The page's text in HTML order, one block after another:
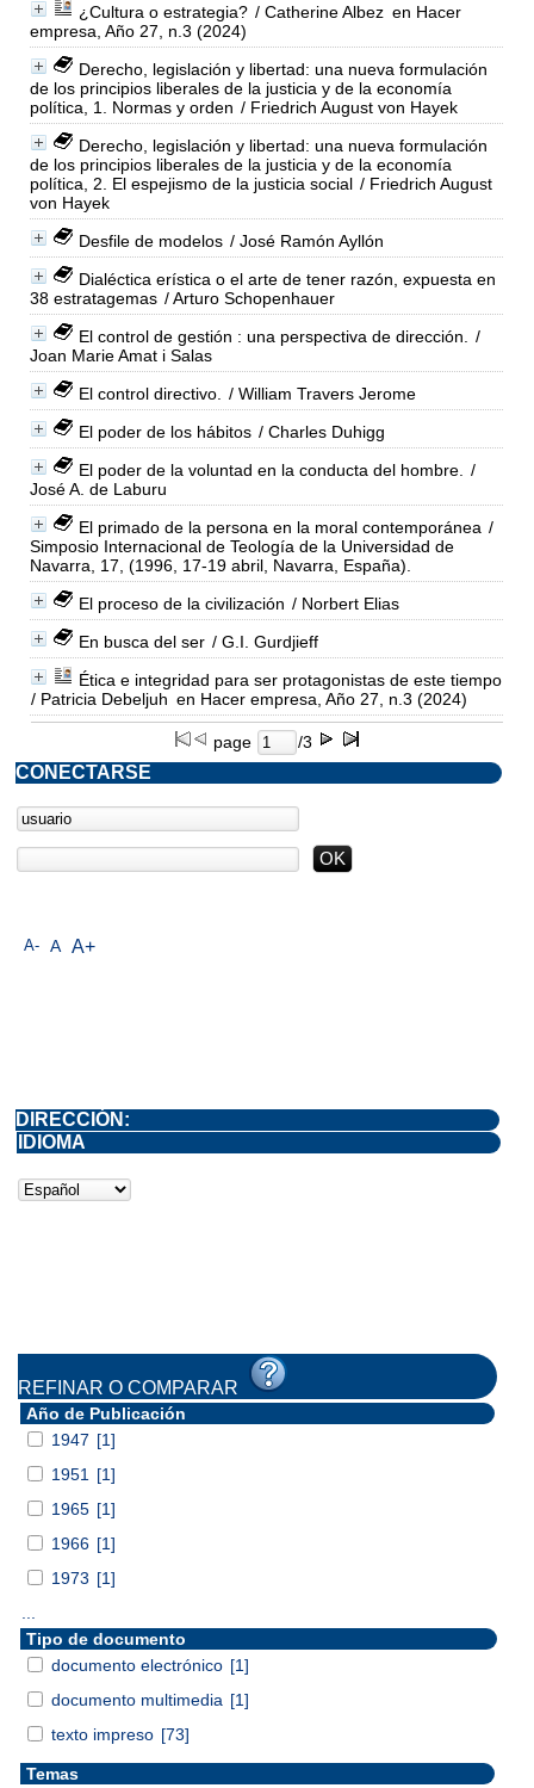
¿Cultura o estrategia? / Catherine Albez en Hacer
empresa, Año 27, n.3 (2024)
Derecho, legislación y libertad: una nueva formulación
de los principios liberales de la justicia y de la economía
política, 1. Normas y orden / Friedrich August von Hayek
Derecho, legislación y libertad: una nueva formulación
de los principios liberales de la justicia y de la economía
política, 2. El espejismo de la justicia social / Friedrich August
von Hayek
Desfile de modelos / José Ramón Ayllón
Dialéctica erística o el arte de tener razón, expuesta en
38 estratagemas / Arturo Schopenhauer
El control de gestión : una perspectiva de dirección.
/
Joan Marie Amat i Salas
El control directivo.
/ William Travers Jerome
El poder de los hábitos / Charles Duhigg
El poder de la voluntad en la conducta del hombre.
/
José A. de Laburu
El primado de la persona en la moral contemporánea /
Simposio Internacional de Teología de la Universidad de
Navarra, 17, (1996, 17-19 abril, Navarra, España).
El proceso de la civilización / Norbert Elias
En busca del ser / G.I. Gurdjieff
Ética e integridad para ser protagonistas de este tiempo
/ Patricia Debeljuh en Hacer empresa, Año 27, n.3 (2024)
page /3
A- A A+
CONECTARSE
DIRECCIÓN:
IDIOMA
REFINAR O COMPARAR
Año de Publicación
1947 [1]
1951
[1]
1965 [1]
1966 [1]
1973 [1]
Tipo de documento
documento electrónico [1]
documento multimedia [1]
texto impreso [73]
Temas